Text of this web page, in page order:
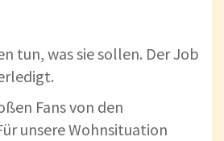
tun, was sie sollen. Der Job
Fans von den
unsere Wohnsituation